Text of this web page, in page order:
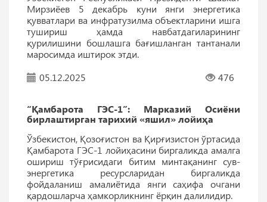
Мирзиёев 5 декабрь куни янги энергетика
қувватлари ва инфратузилма объектларини ишга
тушириш ҳамда навбатдагиларининг
қурилишини бошлашга бағишланган тантанали
маросимда иштирок этди.
05.12.2025
476
“Қамбарота ГЭС-1”: Марказий Осиёни
бирлаштирган тарихий «яшил» лойиҳа
Ўзбекистон, Қозоғистон ва Қирғизистон ўртасида
Қамбарота ГЭС-1 лойиҳасини биргаликда амалга
ошириш тўғрисидаги битим минтақанинг сув-
энергетика ресурсларидан биргаликда
фойдаланиш амалиётида янги саҳифа очгани
қардошларча ҳамкорликнинг ёрқин далилидир.